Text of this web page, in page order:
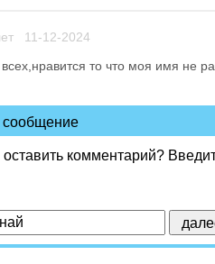
11-12-2024
то что моя имя не
сообщение
комментарий?